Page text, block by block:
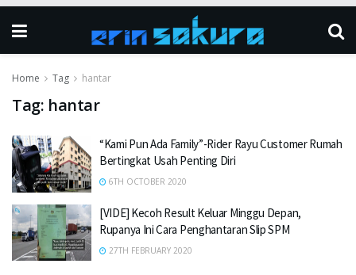
Home Tag hantar
Tag: hantar
“Kami Pun Ada Family”-Rider Rayu Customer Rumah
Bertingkat Usah Penting Diri
6TH OCTOBER 2020
[VIDE] Kecoh Result Keluar Minggu Depan,
Rupanya Ini Cara Penghantaran Slip SPM
27TH FEBRUARY 2020